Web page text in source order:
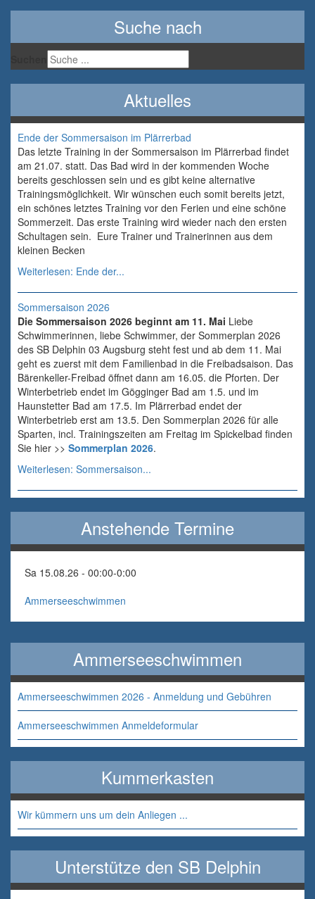
Suche nach
Aktuelles
Ende der Sommersaison im Plärrerbad
Das letzte Training in der Sommersaison im Plärrerbad findet
am 21.07. statt. Das Bad wird in der kommenden Woche
bereits geschlossen sein und es gibt keine alternative
Trainingsmöglichkeit. Wir wünschen euch somit bereits jetzt,
ein schönes letztes Training vor den Ferien und eine schöne
Sommerzeit. Das erste Training wird wieder nach den ersten
Schultagen sein. Eure Trainer und Trainerinnen aus dem
kleinen Becken
Weiterlesen: Ende der...
Sommersaison 2026
Die Sommersaison 2026 beginnt am 11. Mai Liebe
Schwimmerinnen, liebe Schwimmer, der Sommerplan 2026
des SB Delphin 03 Augsburg steht fest und ab dem 11. Mai
geht es zuerst mit dem Familienbad in die Freibadsaison. Das
Bärenkeller-Freibad öffnet dann am 16.05. die Pforten. Der
Winterbetrieb endet im Gögginger Bad am 1.5. und im
Haunstetter Bad am 17.5. Im Plärrerbad endet der
Winterbetrieb erst am 13.5. Den Sommerplan 2026 für alle
Sparten, incl. Trainingszeiten am Freitag im Spickelbad finden
Sie hier >> Sommerplan 2026.
Weiterlesen: Sommersaison...
Anstehende Termine
Sa 15.08.26 - 00:00-0:00
Ammerseeschwimmen
Ammerseeschwimmen
Ammerseeschwimmen 2026 - Anmeldung und Gebühren
Ammerseeschwimmen Anmeldeformular
Kummerkasten
Wir kümmern uns um dein Anliegen ...
Unterstütze den SB Delphin